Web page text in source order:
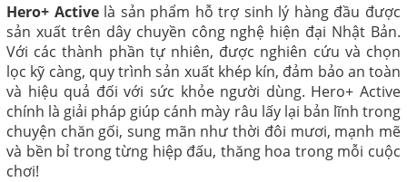
Hero+ Activelà sản phẩm hỗ trợ sinh lý hàng đầu được
sản xuất trên dây chuyền công nghệ hiện đại Nhật Bản.
Với các thành phần tự nhiên, được nghiên cứu và chọn
lọc kỹ càng, quy trình sản xuất khép kín, đảm bảo an toàn
và hiệu quả đối với sức khỏe người dùng. Hero+ Active
chính là giải pháp giúp cánh mày râu lấy lại bản lĩnh trong
chuyện chăn gối, sung mãn như thời đôi mươi, mạnh mẽ
và bền bỉ trong từng hiệp đấu, thăng hoa trong mỗi cuộc
chơi!